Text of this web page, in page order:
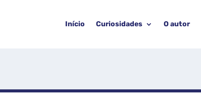
Início Curiosidades O autor